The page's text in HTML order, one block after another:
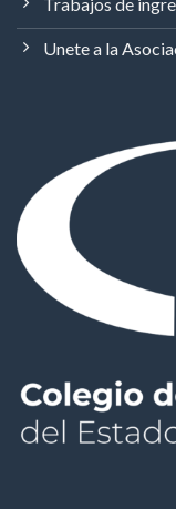
Unete a la